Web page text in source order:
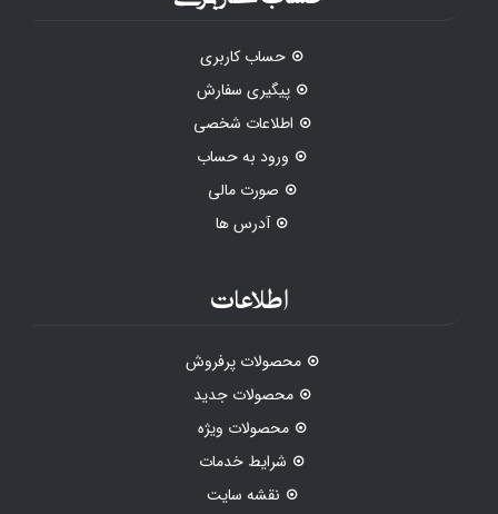
حساب کاربری
پیگیری سفارش
اطلاعات شخصی
ورود به حساب
صورت مالی
آدرس ها
اطلاعات
محصولات پرفروش
محصولات جدید
محصولات ویژه
شرایط خدمات
نقشه سایت